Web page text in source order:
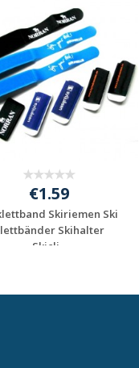
€1.59
Skiriemen Ski
Skihalter
Skicli...
anfragen